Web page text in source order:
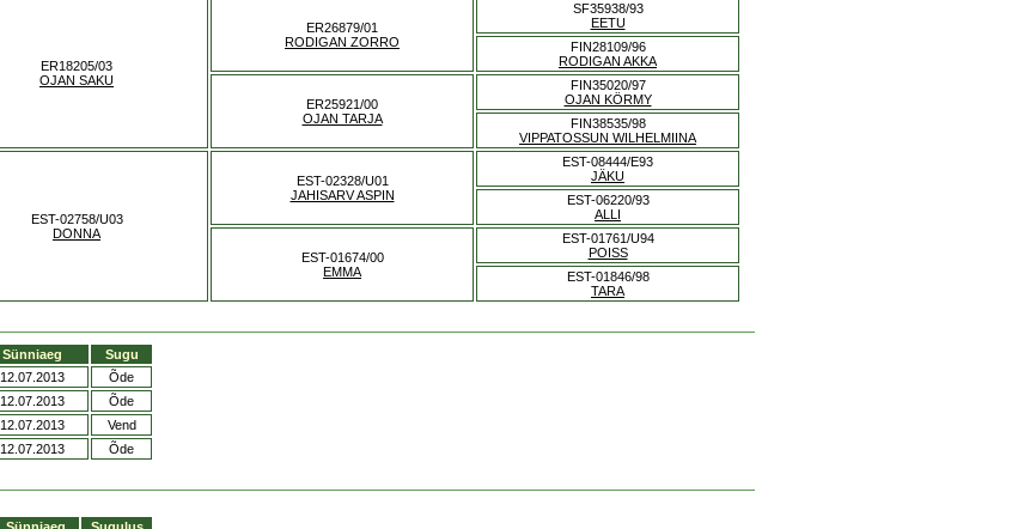
ER18205/03
OJAN SAKU
ER26879/01
RODIGAN ZORRO
SF35938/93
EETU
FIN28109/96
RODIGAN AKKA
ER25921/00
OJAN TARJA
FIN35020/97
OJAN KÖRMY
FIN38535/98
VIPPATOSSUN WILHELMIINA
EST-02758/U03
DONNA
EST-02328/U01
JAHISARV ASPIN
EST-08444/E93
JÄKU
EST-06220/93
ALLI
EST-01674/00
EMMA
EST-01761/U94
POISS
EST-01846/98
TARA
Sünniaeg
Sugu
12.07.2013
Õde
12.07.2013
Õde
12.07.2013
Vend
12.07.2013 Õde